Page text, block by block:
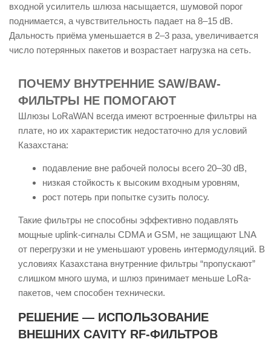
входной усилитель шлюза насыщается, шумовой порог
поднимается, а чувствительность падает на 8–15 dB.
Дальность приёма уменьшается в 2–3 раза, увеличивается
число потерянных пакетов и возрастает нагрузка на сеть.
ПОЧЕМУ ВНУТРЕННИЕ SAW/BAW-
ФИЛЬТРЫ НЕ ПОМОГАЮТ
Шлюзы LoRaWAN всегда имеют встроенные фильтры на
плате, но их характеристик недостаточно для условий
Казахстана:
подавление вне рабочей полосы всего 20–30 dB,
низкая стойкость к высоким входным уровням,
рост потерь при попытке сузить полосу.
Такие фильтры не способны эффективно подавлять
мощные uplink-сигналы CDMA и GSM, не защищают LNA
от перегрузки и не уменьшают уровень интермодуляций. В
условиях Казахстана внутренние фильтры “пропускают”
слишком много шума, и шлюз принимает меньше LoRa-
пакетов, чем способен технически.
РЕШЕНИЕ — ИСПОЛЬЗОВАНИЕ
ВНЕШНИХ CAVITY RF-ФИЛЬТРОВ